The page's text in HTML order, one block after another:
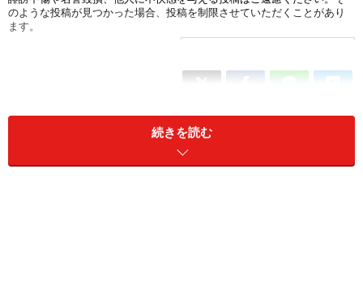
続きを読む